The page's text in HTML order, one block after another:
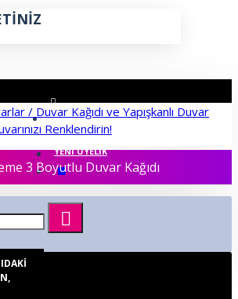
ÜYE GIRIŞI
YENI ÜYELIK
3 Boyutlu Duvar Kağıdı